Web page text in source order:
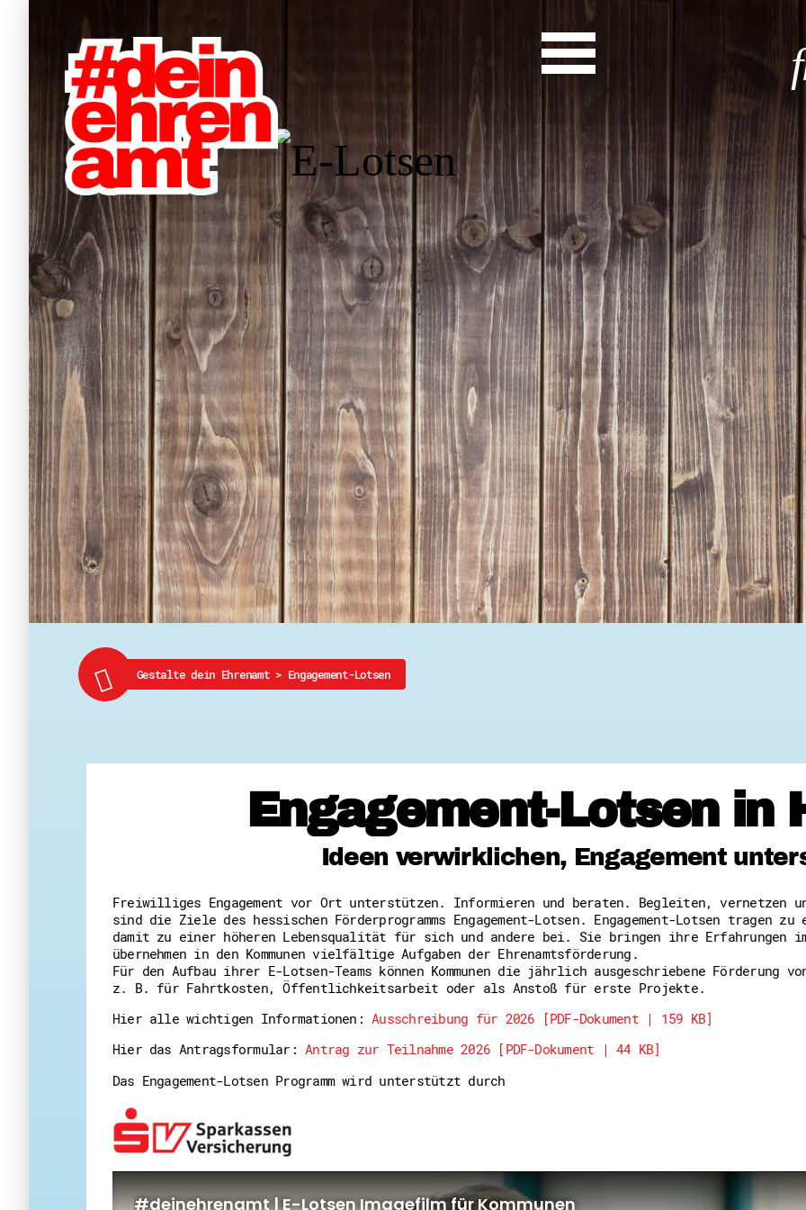
Start
Entdecke dein
News
Veranstaltungen
Rückblicke
Newsletter
Die LandesEhrenamtsagentur
Publikationen
Ansprechpartner
Ehrenamt hat viele
Finde dein
Ehrenamtssuchmaschine
Freiwilliges Soziales
Koordinierungszentren für
Engagierte Stadt
Freiwilligendienste
Freiwilligentage
Hessen hilft Ukraine
Zeig uns dein
Wettbewerb |
Wettbewerb | 80 Jahre
8 Vereine x 80 Jahre x
Crowdfunding - Viele
Ehrentag
Freiwilligenmanagement
Hessen engagiert - Digitale
Kompetenznachweis Hessen
Zeugnisbeiblatt
Mach dich schlau
GEMA-Pakt
Di@-Lotsen in Hessen
Energiepreiskrise und
Flüchtlingshilfe +
Generationsübergreifend
Qualifizierung & Fortbildung
Service
Suche
Gestalte dein Ehrenamt > Engagement-Lotsen
Engagement-Lotsen in
Ideen verwirklichen, Engagement
Freiwilliges Engagement vor Ort unterstützen. Informieren und beraten. Begleiten, vernetzen
sind die Ziele des hessischen Förderprogramms Engagement-Lotsen. Engagement-Lotsen tragen
damit zu einer höheren Lebensqualität für sich und andere bei. Sie bringen ihre Erfahrungen
übernehmen in den Kommunen vielfältige Aufgaben der Ehrenamtsförderung.
Für den Aufbau ihrer E-Lotsen-Teams können Kommunen die jährlich ausgeschriebene Förderung
z. B. für Fahrtkosten, Öffentlichkeitsarbeit oder als Anstoß für erste Projekte.
Hier alle wichtigen Informationen:Ausschreibung für 2026 [PDF-Dokument | 159 KB]
Hier das Antragsformular:Antrag zur Teilnahme 2026 [PDF-Dokument | 44 KB]
Das Engagement-Lotsen Programm wird unterstützt durch